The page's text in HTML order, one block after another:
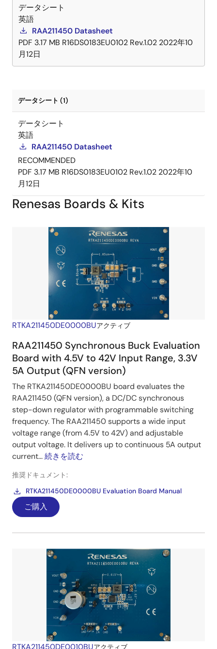
データシート
英語
RAA211450 Datasheet
PDF 3.17 MB R16DS0183EU0102 Rev.1.02 2022年10
月12日
データシート (1)
データシート
英語
RAA211450 Datasheet
RECOMMENDED
PDF 3.17 MB R16DS0183EU0102 Rev.1.02 2022年10
月12日
Renesas Boards & Kits
RTKA211450DE0000BUアクティブ
RAA211450 Synchronous Buck Evaluation
Board with 4.5V to 42V Input Range, 3.3V
5A Output (QFN version)
The RTKA211450DE0000BU board evaluates the
RAA211450 (QFN version), a DC/DC synchronous
step-down regulator with programmable switching
frequency. The RAA211450 supports a wide input
voltage range (from 4.5V to 42V) and adjustable
output voltage. It delivers up to continuous 5A output
current...続きを読む
推奨ドキュメント:
RTKA211450DE0000BU Evaluation Board Manual
ご購入
RTKA211450DE0010BUアクティブ